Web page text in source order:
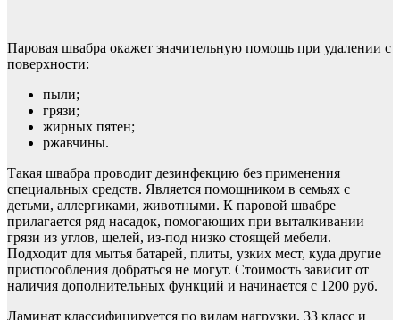
Паровая швабра окажет значительную помощь при удалении с
поверхности:
пыли;
грязи;
жирных пятен;
ржавчины.
Такая швабра проводит дезинфекцию без применения
специальных средств. Является помощником в семьях с
детьми, аллергиками, животными. К паровой швабре
прилагается ряд насадок, помогающих при выталкивании
грязи из углов, щелей, из-под низко стоящей мебели.
Подходит для мытья батарей, плиты, узких мест, куда другие
приспособления добраться не могут. Стоимость зависит от
наличия дополнительных функций и начинается с 1200 руб.
Ламинат классифицируется по видам нагрузки. 33 класс и